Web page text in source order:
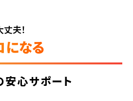
夫！
になる
安心サポート